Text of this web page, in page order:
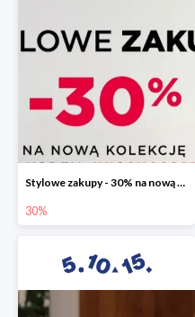
Stylowe zakupy - 30% na nową kolekcję
30%